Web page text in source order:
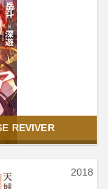
REVIVER
2018